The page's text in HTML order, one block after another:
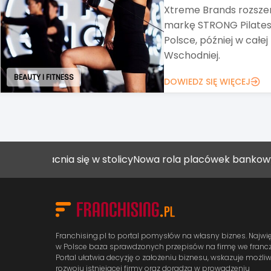
ART. SPOŻYWCZE I FMCG
Alimentation Couche-
Circle K, zawarł
wszystkich akcji
DOWIEDZ SIĘ WIĘCEJ
się w stolicyNowa rola placówek bankowychJak
Franchising.pl to portal pomysłów na własny biznes.
w Polsce baza sprawdzonych przepisów na firmę we
Portal ułatwia decyzję o założeniu biznesu, wskazuje
rozwoju istniejącej firmy oraz doradza w prowadzeniu